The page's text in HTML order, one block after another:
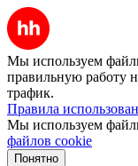
Мы используем
правильную работу
трафик.
Правила
Мы используем
файлов cookie
Понятно